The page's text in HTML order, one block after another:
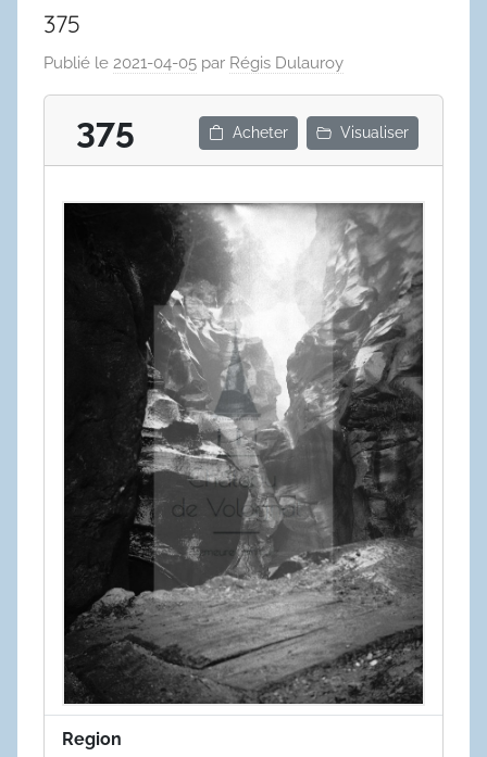
375
Publié le 2021-04-05 par Régis Dulauroy
375 Acheter Visualiser
Region